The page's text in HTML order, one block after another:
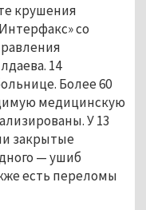
крушения
со
14
Более 60
медицинскую
У 13
закрытые
— ушиб
есть переломы